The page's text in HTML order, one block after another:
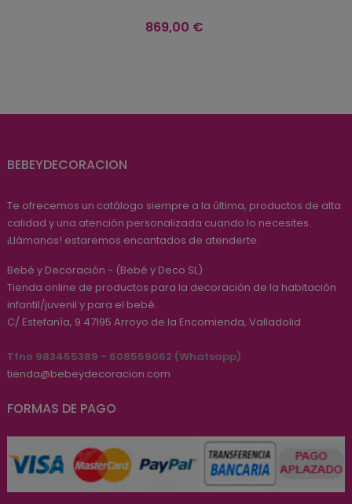
Precio
869,00 €
BEBEYDECORACION
Te ofrecemos un catálogo siempre a la última, productos de alta
calidad y una atención personalizada cuando lo necesites.
¡Llámanos! estaremos encantados de atenderte.
Bebé y Decoración - (Bebé y Deco SL)
Tienda online de productos para la decoración de la habitación
infantil/juvenil y para el bebé.
C/ Estefanía, 9 47195 Arroyo de la Encomienda, Valladolid
Tfno 983455389 - 608559062 (Whatsapp)
tienda@bebeydecoracion.com
FORMAS DE PAGO